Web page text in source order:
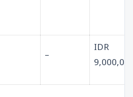
–
IDR